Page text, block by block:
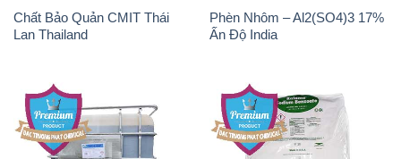
Chất Bảo Quản CMIT Thái
Lan Thailand
Phèn Nhôm – Al2(SO4)3 17%
Ấn Độ India